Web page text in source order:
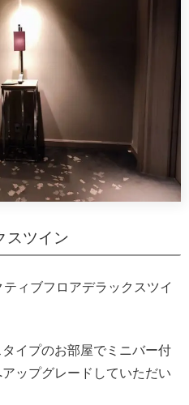
スツイン
ィブフロアデラックスツイ
イプのお部屋でミニバー付
ップグレードしていただい